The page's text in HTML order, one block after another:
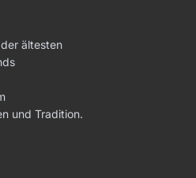
ältesten
und Tradition.